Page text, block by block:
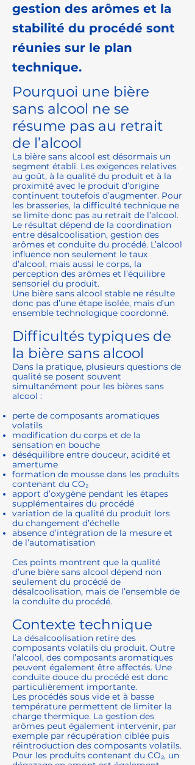
gestion des arômes et la
stabilité du procédé sont
réunies sur le plan
technique.
Pourquoi une bière
sans alcool ne se
résume pas au retrait
de l’alcool
La bière sans alcool est désormais un
segment établi. Les exigences relatives
au goût, à la qualité du produit et à la
proximité avec le produit d’origine
continuent toutefois d’augmenter. Pour
les brasseries, la difficulté technique ne
se limite donc pas au retrait de l’alcool.
Le résultat dépend de la coordination
entre désalcoolisation, gestion des
arômes et conduite du procédé. L’alcool
influence non seulement le taux
d’alcool, mais aussi le corps, la
perception des arômes et l’équilibre
sensoriel du produit.
Une bière sans alcool stable ne résulte
donc pas d’une étape isolée, mais d’un
ensemble technologique coordonné.
Difficultés typiques de
la bière sans alcool
Dans la pratique, plusieurs questions de
qualité se posent souvent
simultanément pour les bières sans
alcool :
perte de composants aromatiques
volatils
modification du corps et de la
sensation en bouche
déséquilibre entre douceur, acidité et
amertume
formation de mousse dans les produits
contenant du CO₂
apport d’oxygène pendant les étapes
supplémentaires du procédé
variation de la qualité du produit lors
du changement d’échelle
absence d’intégration de la mesure et
de l’automatisation
Ces points montrent que la qualité
d’une bière sans alcool dépend non
seulement du procédé de
désalcoolisation, mais de l’ensemble de
la conduite du procédé.
Contexte technique
La désalcoolisation retire des
composants volatils du produit. Outre
l’alcool, des composants aromatiques
peuvent également être affectés. Une
conduite douce du procédé est donc
particulièrement importante.
Les procédés sous vide et à basse
température permettent de limiter la
charge thermique. La gestion des
arômes peut également intervenir, par
exemple par récupération ciblée puis
réintroduction des composants volatils.
Pour les produits contenant du CO₂, un